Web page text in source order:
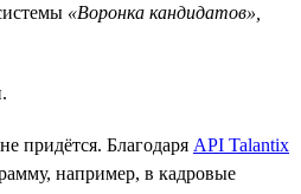
«Воронка кандидатов»,
придётся. Благодаря API Talantix
например, в кадровые